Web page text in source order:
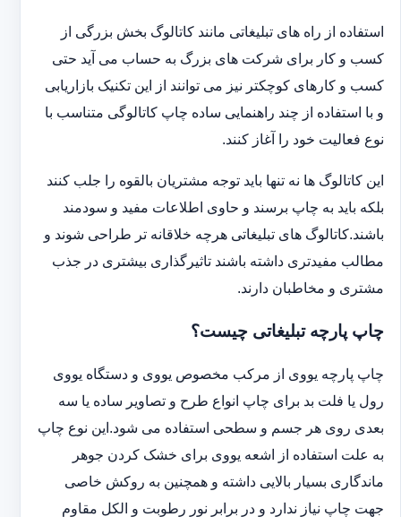
استفاده از راه های تبلیغاتی مانند کاتالوگ بخش بزرگی از
کسب و کار برای شرکت های بزرگ به حساب می آید حتی
کسب و کارهای کوچکتر نیز می توانند از این تکنیک بازاریابی
و با استفاده از چند راهنمایی ساده چاپ کاتالوگی متناسب با
نوع فعالیت خود را آغاز کنند.
این کاتالوگ ها نه تنها باید توجه مشتریان بالقوه را جلب کنند
بلکه باید به چاپ برسند و حاوی اطلاعات مفید و سودمند
باشند.کاتالوگ های تبلیغاتی هرچه خلاقانه تر طراحی شوند و
مطالب مفیدتری داشته باشند تاثیرگذاری بیشتری در جذب
مشتری و مخاطبان دارند.
چاپ پارچه تبلیغاتی چیست؟
چاپ پارچه یووی از مرکب مخصوص یووی و دستگاه یووی
رول یا فلت بد برای چاپ انواع طرح و تصاویر ساده یا سه
بعدی روی هر جسم و سطحی استفاده می شود.این نوع چاپ
به علت استفاده از اشعه یووی برای خشک کردن جوهر
ماندگاری بسیار بالایی داشته و همچنین به روکش خاصی
جهت چاپ نیاز ندارد و در برابر نور رطوبت و الکل مقاوم